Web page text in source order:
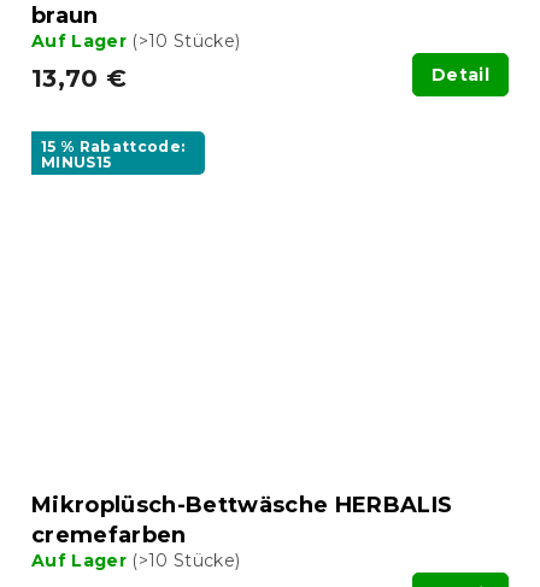
braun
Auf Lager (>10 Stücke)
13,70 € Detail
15 % Rabattcode:
MINUS15
Mikroplüsch-Bettwäsche HERBALIS
cremefarben
Auf Lager (>10 Stücke)